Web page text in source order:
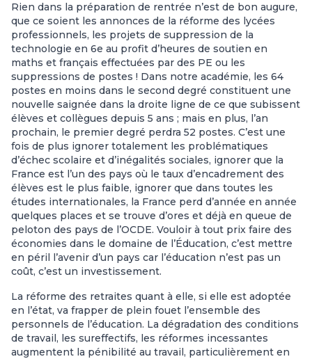
Rien dans la préparation de rentrée n’est de bon augure,
que ce soient les annonces de la réforme des lycées
professionnels, les projets de suppression de la
technologie en 6e au profit d’heures de soutien en
maths et français effectuées par des PE ou les
suppressions de postes ! Dans notre académie, les 64
postes en moins dans le second degré constituent une
nouvelle saignée dans la droite ligne de ce que subissent
élèves et collègues depuis 5 ans ; mais en plus, l’an
prochain, le premier degré perdra 52 postes. C’est une
fois de plus ignorer totalement les problématiques
d’échec scolaire et d’inégalités sociales, ignorer que la
France est l’un des pays où le taux d’encadrement des
élèves est le plus faible, ignorer que dans toutes les
études internationales, la France perd d’année en année
quelques places et se trouve d’ores et déjà en queue de
peloton des pays de l’OCDE. Vouloir à tout prix faire des
économies dans le domaine de l’Éducation, c’est mettre
en péril l’avenir d’un pays car l’éducation n’est pas un
coût, c’est un investissement.
La réforme des retraites quant à elle, si elle est adoptée
en l’état, va frapper de plein fouet l’ensemble des
personnels de l’éducation. La dégradation des conditions
de travail, les sureffectifs, les réformes incessantes
augmentent la pénibilité au travail, particulièrement en